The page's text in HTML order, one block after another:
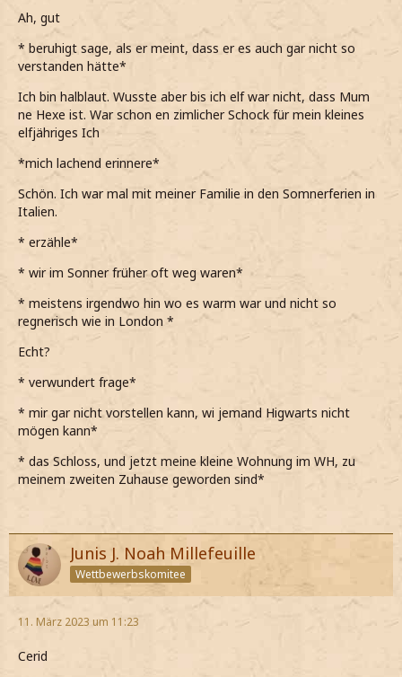
Ah, gut
* beruhigt sage, als er meint, dass er es auch gar nicht so
verstanden hätte*
Ich bin halblaut. Wusste aber bis ich elf war nicht, dass Mum
ne Hexe ist. War schon en zimlicher Schock für mein kleines
elfjähriges Ich
*mich lachend erinnere*
Schön. Ich war mal mit meiner Familie in den Somnerferien in
Italien.
* erzähle*
* wir im Sonner früher oft weg waren*
* meistens irgendwo hin wo es warm war und nicht so
regnerisch wie in London *
Echt?
* verwundert frage*
* mir gar nicht vorstellen kann, wi jemand Higwarts nicht
mögen kann*
* das Schloss, und jetzt meine kleine Wohnung im WH, zu
meinem zweiten Zuhause geworden sind*
Junis J. Noah Millefeuille
Wettbewerbskomitee
11. März 2023 um 11:23
Cerid